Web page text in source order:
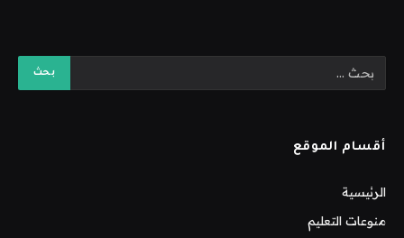
أقسام الموقع
الرئيسية
منوعات التعليم